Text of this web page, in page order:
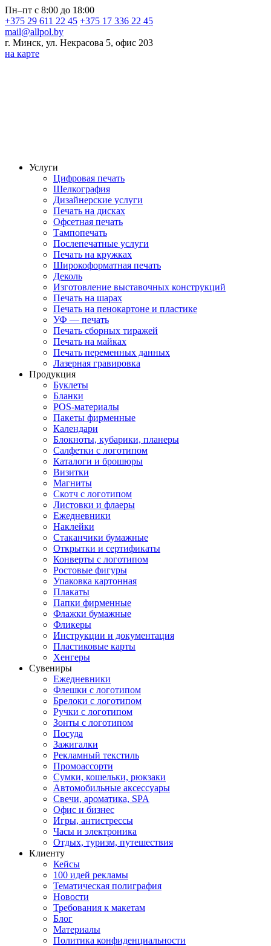
Пн–пт с 8:00 до 18:00
+375 29 611 22 45 +375 17 336 22 45
mail@allpol.by
г. Минск, ул. Некрасова 5, офис 203
на карте
Услуги
Цифровая печать
Шелкография
Дизайнерские услуги
Печать на дисках
Офсетная печать
Тампопечать
Послепечатные услуги
Печать на кружках
Широкоформатная печать
Деколь
Изготовление выставочных конструкций
Печать на шарах
Печать на пенокартоне и пластике
УФ — печать
Печать сборных тиражей
Печать на майках
Печать переменных данных
Лазерная гравировка
Продукция
Буклеты
Бланки
POS-материалы
Пакеты фирменные
Календари
Блокноты, кубарики, планеры
Салфетки с логотипом
Каталоги и брошюры
Визитки
Магниты
Скотч с логотипом
Листовки и флаеры
Ежедневники
Наклейки
Стаканчики бумажные
Открытки и сертификаты
Конверты с логотипом
Ростовые фигуры
Упаковка картонная
Плакаты
Папки фирменные
Флажки бумажные
Фликеры
Инструкции и документация
Пластиковые карты
Хенгеры
Сувениры
Ежедневники
Флешки с логотипом
Брелоки с логотипом
Ручки с логотипом
Зонты с логотипом
Посуда
Зажигалки
Рекламный текстиль
Промоассорти
Сумки, кошельки, рюкзаки
Автомобильные аксессуары
Свечи, ароматика, SPA
Офис и бизнес
Игры, антистрессы
Часы и электроника
Отдых, туризм, путешествия
Клиенту
Кейсы
100 идей рекламы
Тематическая полиграфия
Новости
Требования к макетам
Блог
Материалы
Политика конфиденциальности